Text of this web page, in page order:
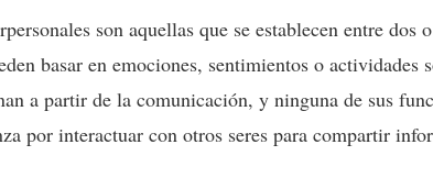
son aquellas que se establecen entre dos
basar en emociones, sentimientos o actividades
a partir de la comunicación, y ninguna de sus
por interactuar con otros seres para compartir